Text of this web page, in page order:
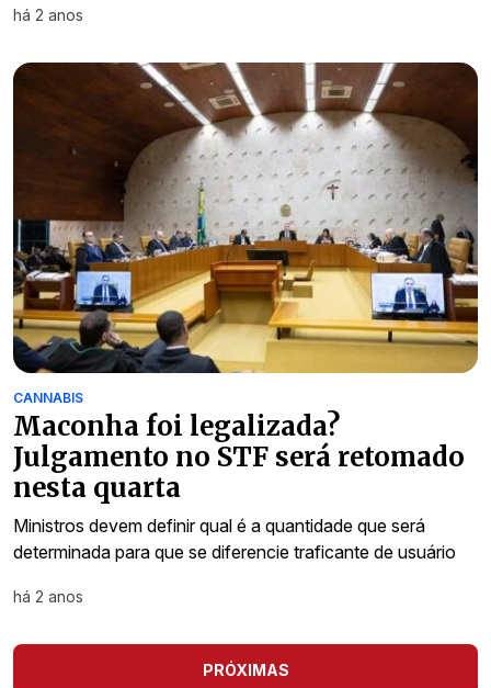
há 2 anos
CANNABIS
Maconha foi legalizada?
Julgamento no STF será retomado
nesta quarta
Ministros devem definir qual é a quantidade que será
determinada para que se diferencie traficante de usuário
há 2 anos
PRÓXIMAS